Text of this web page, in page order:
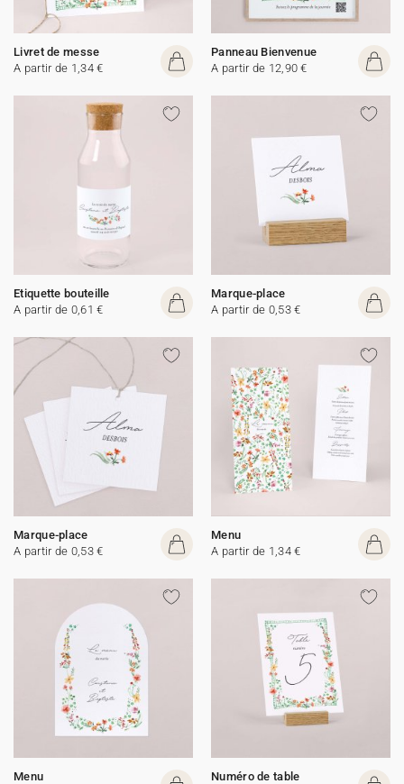
Livret de messe
A partir de 1,34 €
Panneau Bienvenue
A partir de 12,90 €
Etiquette bouteille
A partir de 0,61 €
Marque-place
A partir de 0,53 €
Marque-place
A partir de 0,53 €
Menu
A partir de 1,34 €
Menu
Numéro de table